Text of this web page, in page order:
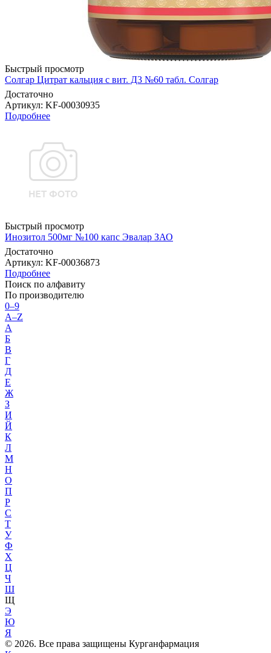
Быстрый просмотр
Солгар Цитрат кальция с вит. Д3 №60 табл. Солгар
Достаточно
Артикул: KF-00030935
Подробнее
Быстрый просмотр
Инозитол 500мг №100 капс Эвалар ЗАО
Достаточно
Артикул: KF-00036873
Подробнее
Поиск по алфавиту
По производителю
0–9
A–Z
А
Б
В
Г
Д
Е
Ж
З
И
Й
К
Л
М
Н
О
П
Р
С
Т
У
Ф
Х
Ц
Ч
Ш
Щ
Э
Ю
Я
© 2026. Все права защищены Курганфармация